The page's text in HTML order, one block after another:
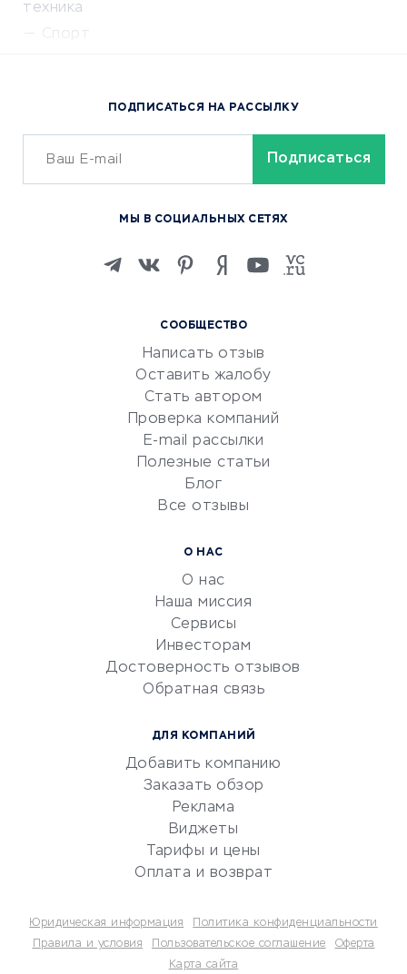
техника
Спорт
Сервисы доставки
ОБУЧЕНИЕ И РАБОТА
Изучение иностранных
Маркетинг и продажи
Репетиторство
Красота и здоровье
Сервисы по поиску работы
Сетевой маркетинг
УСЛУГИ ДЛЯ БИЗНЕСА
документооборот
Юридические компании
Бухгалтерия онлайн
Потребительские кредиты
СООБЩЕСТВО
Написать отзыв
Оставить жалобу
Стать автором
Проверка компаний
E-mail рассылки
Полезные статьи
Блог
Все отзывы
О НАС
О нас
Наша миссия
Сервисы
Инвесторам
Достоверность отзывов
Обратная связь
ДЛЯ КОМПАНИЙ
Добавить компанию
Заказать обзор
Реклама
Виджеты
Тарифы и цены
Оплата и возврат
ПОДПИСАТЬСЯ НА РАССЫЛКУ
МЫ В СОЦИАЛЬНЫХ СЕТЯХ
Юридическая информация
Политика конфиденциальности
Правила и условия
Пользовательское соглашение
Оферта
Карта сайта